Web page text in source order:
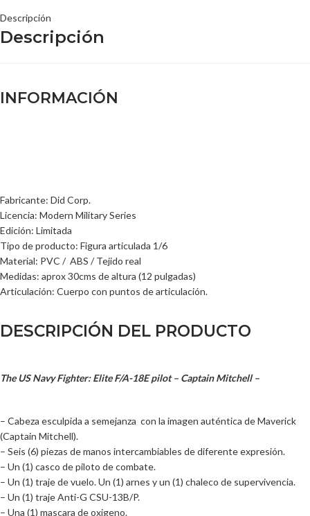
Descripción
Descripción
INFORMACIÓN
Fabricante: Did Corp.
Licencia: Modern Military Series
Edición: Limitada
Tipo de producto: Figura articulada 1/6
Material: PVC / ABS / Tejido real
Medidas: aprox 30cms de altura (12 pulgadas)
Articulación: Cuerpo con puntos de articulación.
DESCRIPCIÓN DEL PRODUCTO
The US Navy Fighter: Elite F/A-18E pilot – Captain Mitchell –
– Cabeza esculpida a semejanza con la imagen auténtica de Maverick
(Captain Mitchell).
– Seis (6) piezas de manos intercambiables de diferente expresión.
– Un (1) casco de piloto de combate.
– Un (1) traje de vuelo. Un (1) arnes y un (1) chaleco de supervivencia.
– Un (1) trajeAnti-G CSU-13B/P.
– Una (1) mascara de oxigeno.